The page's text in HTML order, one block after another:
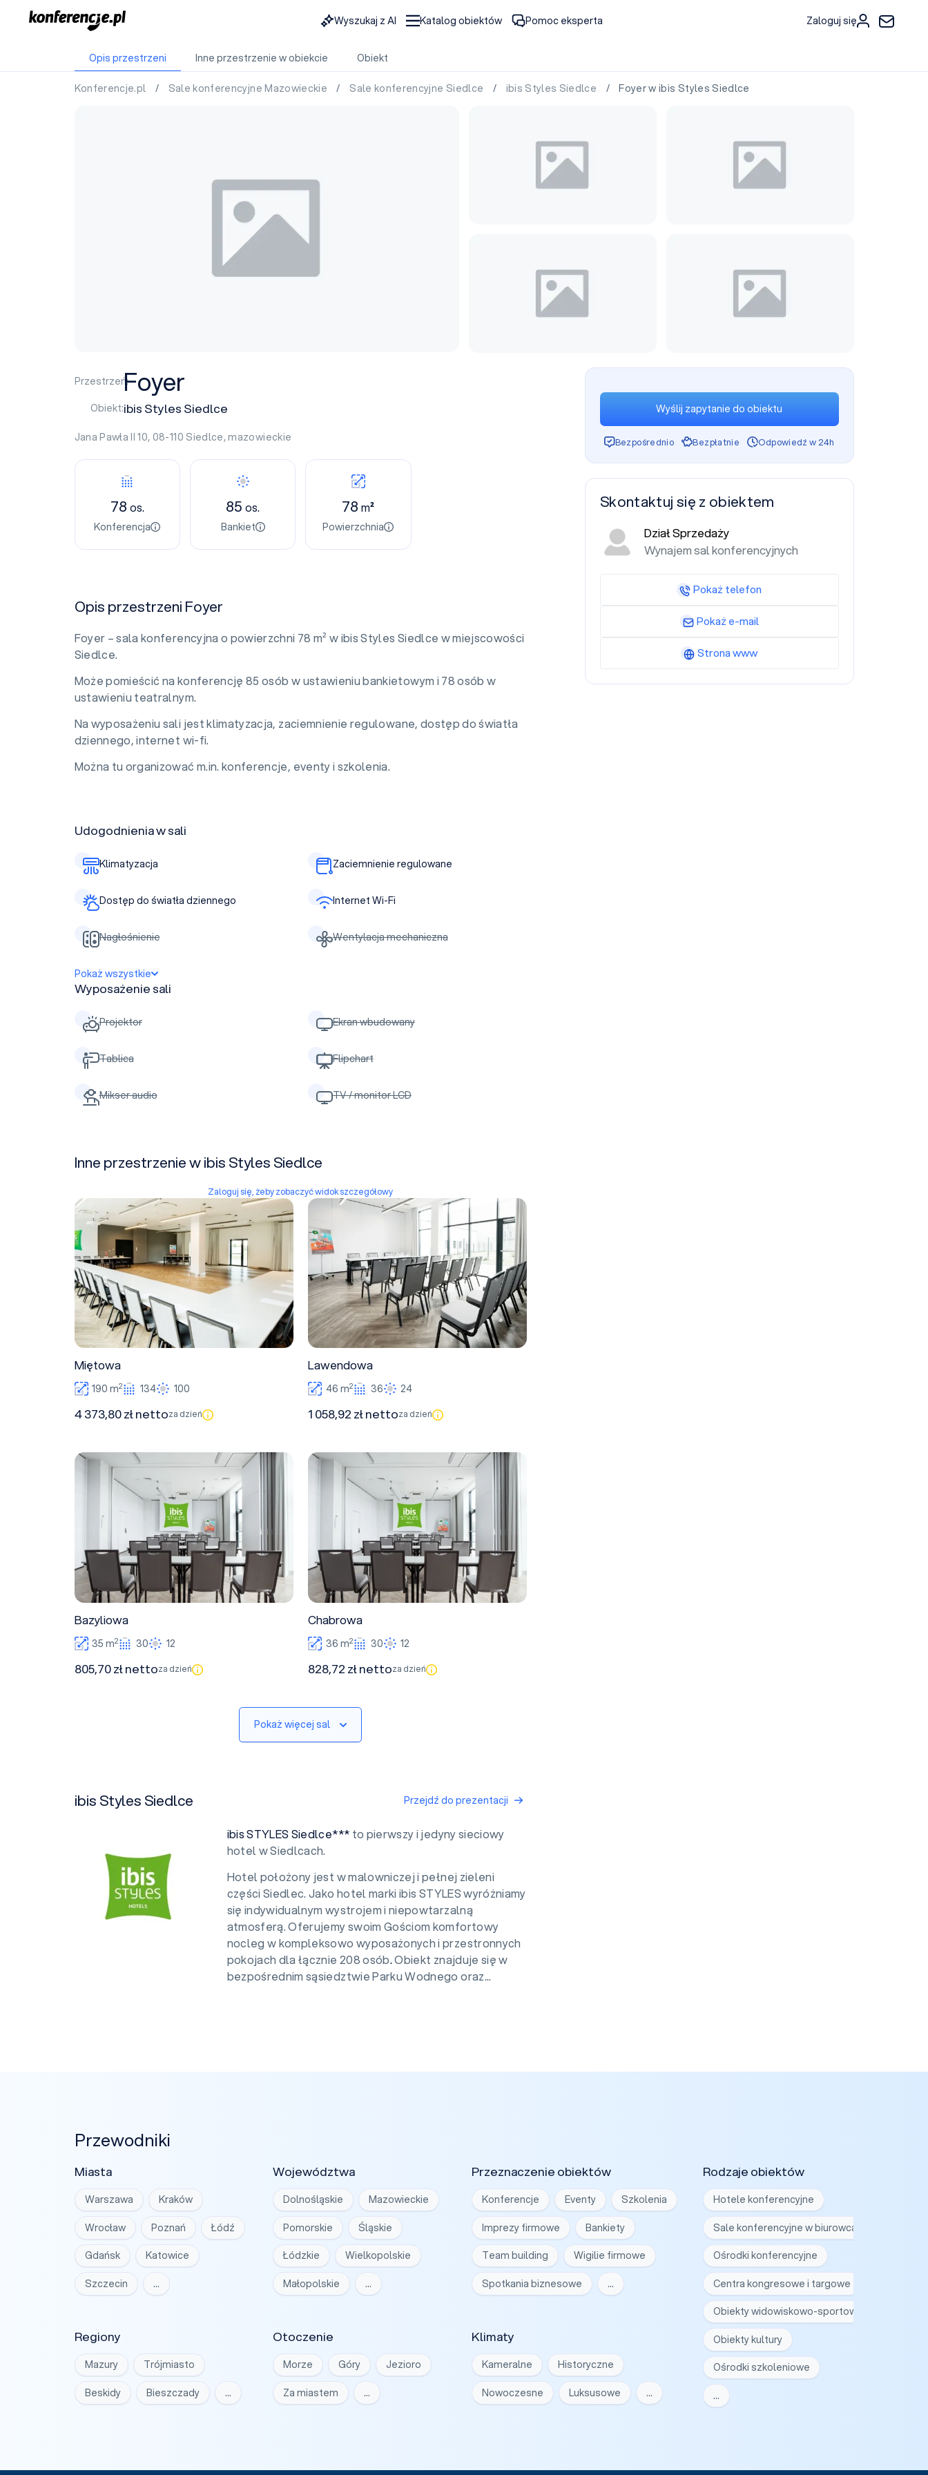
Wyszukaj z AI Katalog obiektów Pomoc eksperta Zaloguj się
Opis przestrzeni Inne przestrzenie w obiekcie Obiekt
Konferencje.pl / Sale konferencyjne Mazowieckie / Sale konferencyjne Siedlce / ibis Styles Siedlce / Foyer w ibis Styles Siedlce
Przestrzeń:Foyer
Obiekt:ibis Styles Siedlce
Jana Pawła II 10, 08-110 Siedlce,mazowieckie
78 os.
Konferencja
85os.
Bankiet
78m²
Powierzchnia
Opis przestrzeni Foyer
Foyer – sala konferencyjna o powierzchni 78 m² w ibis Styles Siedlce w miejscowości
Siedlce.
Może pomieścić na konferencję 85 osób w ustawieniu bankietowym i 78 osób w
ustawieniu teatralnym.
Na wyposażeniu sali jest klimatyzacja, zaciemnienie regulowane, dostęp do światła
dziennego, internet wi-fi.
Można tu organizować m.in. konferencje, eventy i szkolenia.
Udogodnienia w sali
Klimatyzacja Zaciemnienie regulowane
Dostęp do światła dziennego Internet Wi-Fi
Nagłośnienie Wentylacja mechaniczna
Pokaż wszystkie
Wyposażenie sali
Projektor Ekran wbudowany
Tablica Flipchart
Mikser audio TV / monitor LCD
Inne przestrzenie w ibis Styles Siedlce
Zaloguj się, żeby zobaczyć widok szczegółowy
Miętowa
Miętowa
190 m2 134 100
4 373,80 zł nettoza dzień
Lawendowa
Lawendowa
46 m2 36 24
1 058,92 zł nettoza dzień
Bazyliowa
Bazyliowa
35 m2 30 12
805,70 zł nettoza dzień
Chabrowa
Chabrowa
36 m2 30 12
828,72 zł nettoza dzień
Pokaż więcej sal
ibis Styles Siedlce Przejdź do prezentacji
ibis STYLES Siedlce*** to pierwszy i jedyny sieciowy
hotel w Siedlcach.
Hotel położony jest w malowniczej i pełnej zieleni
części Siedlec. Jako hotel marki ibis STYLES wyróżniamy
się indywidualnym wystrojem i niepowtarzalną
atmosferą. Oferujemy swoim Gościom komfortowy
nocleg w kompleksowo wyposażonych i przestronnych
pokojach dla łącznie 208 osób.Obiekt znajduje się w
bezpośrednim sąsiedztwie Parku Wodnego oraz...
Wyślij zapytanie do obiektu
Bezpośrednio Bezpłatnie Odpowiedź w 24h
Skontaktuj się z obiektem
Dział Sprzedaży
Wynajem sal konferencyjnych
Pokaż telefon
Pokaż e-mail
Strona www
Przewodniki
Miasta
Warszawa Kraków
Wrocław Poznań Łódź
Gdańsk Katowice
Szczecin …
Województwa
Dolnośląskie Mazowieckie
Pomorskie Śląskie
Łódzkie Wielkopolskie
Małopolskie …
Regiony
Mazury Trójmiasto
Beskidy Bieszczady …
Otoczenie
Morze Góry Jezioro
Za miastem …
Klimaty
Kameralne Historyczne
Nowoczesne Luksusowe …
Przeznaczenie obiektów
Konferencje Eventy Szkolenia
Imprezy firmowe Bankiety
Team building Wigilie firmowe
Spotkania biznesowe …
Rodzaje obiektów
Hotele konferencyjne
Sale konferencyjne w biurowcach
Ośrodki konferencyjne
Centra kongresowe i targowe
Obiekty widowiskowo-sportowe
Obiekty kultury
Ośrodki szkoleniowe
…